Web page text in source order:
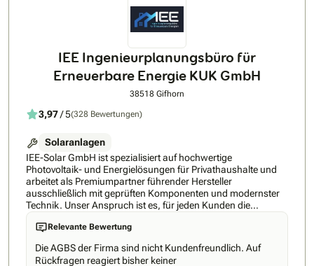
Montageteams präsent. • PV-Anlage und Energiespeicher
von EVO machen Ihr Zuhause zum Eigenstrom-Erzeuger.
evtl. zum „ Nulltarif“. • Mit der Kombination aus PVT-Anlage
und hochwertiger Wärmepumpe nutzen Sie die saubere
Sonnenenergie für eine ökonomische und unabhängige
Versorgung mit Strom und Wärme.
IEE Ingenieurplanungsbüro für
Erneuerbare Energie KUK GmbH
38518 Gifhorn
3,97/ 5(328 Bewertungen)
Solaranlagen
IEE-Solar GmbH ist spezialisiert auf hochwertige
Photovoltaik- und Energielösungen für Privathaushalte und
arbeitet als Premiumpartner führender Hersteller
ausschließlich mit geprüften Komponenten und modernster
Technik. Unser Anspruch ist es, für jeden Kunden die
technisch beste und langlebigste Lösung zu realisieren –
effizient, zuverlässig und zu einem fairen Preis-Leistungs-
Verhältnis. Durch unsere hohen Qualitätsstandards und
sorgfältig ausgewählten Partner garantieren wir nachhaltige
Relevante Bewertung
Die AGBS der Firma sind nicht Kundenfreundlich. Auf
Rückfragen reagiert bisher keiner